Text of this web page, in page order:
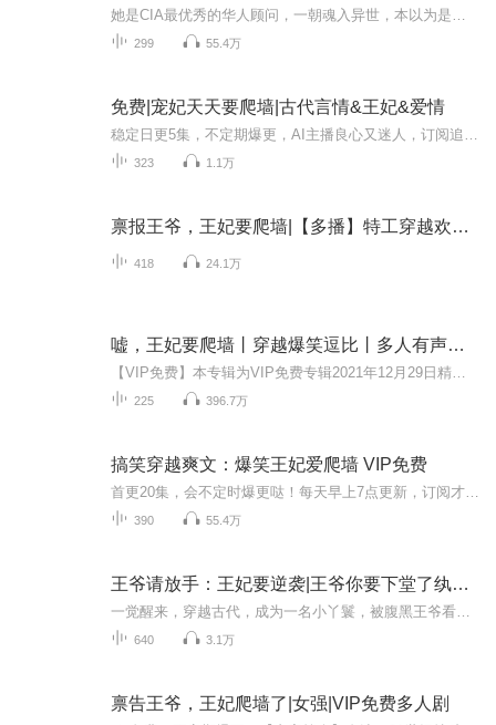
299 55.4万
免费|宠妃天天要爬墙|古代言情&王妃&爱情
323 1.1万
禀报王爷，王妃要爬墙|【多播】特工穿越欢喜冤家
418 24.1万
嘘，王妃要爬墙丨穿越爆笑逗比丨多人有声剧丨VIP免费
225 396.7万
搞笑穿越爽文：爆笑王妃爱爬墙 VIP免费
390 55.4万
王爷请放手：王妃要逆袭|王爷你要下堂了纨绔腹黑王爷
640 3.1万
禀告王爷，王妃爬墙了|女强|VIP免费多人剧